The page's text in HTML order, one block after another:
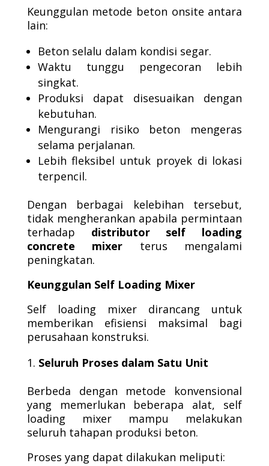
Keunggulan metode beton onsite antara
lain:
Beton selalu dalam kondisi segar.
Waktu tunggu pengecoran lebih
singkat.
Produksi dapat disesuaikan dengan
kebutuhan.
Mengurangi risiko beton mengeras
selama perjalanan.
Lebih fleksibel untuk proyek di lokasi
terpencil.
Dengan berbagai kelebihan tersebut,
tidak mengherankan apabila permintaan
terhadap distributor self loading
concrete mixer terus mengalami
peningkatan.
Keunggulan Self Loading Mixer
Self loading mixer dirancang untuk
memberikan efisiensi maksimal bagi
perusahaan konstruksi.
Seluruh Proses dalam Satu Unit
Berbeda dengan metode konvensional
yang memerlukan beberapa alat, self
loading mixer mampu melakukan
seluruh tahapan produksi beton.
Proses yang dapat dilakukan meliputi: